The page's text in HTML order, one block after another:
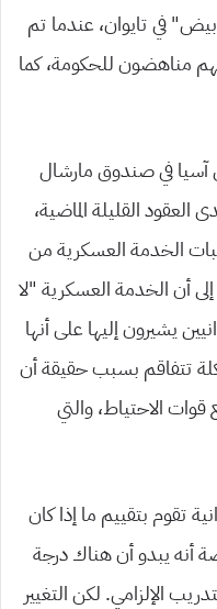
في تايوان، عندما تم
مناهضون للحكومة، كما
في صندوق مارشال
العقود القليلة الماضية،
الخدمة العسكرية من
أن الخدمة العسكرية “لا
يشيرون إليها على أنها
تتفاقم بسبب حقيقة أن
الاحتياط، والتي
تقوم بتقييم ما إذا كان
أنه يبدو أن هناك درجة
الإلزامي. لكن التغيير